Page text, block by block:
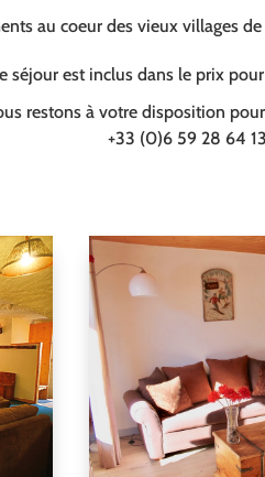
au coeur des vieux villages
séjour est inclus dans le prix
restons à votre disposition
+33 (0)6 59 28 64